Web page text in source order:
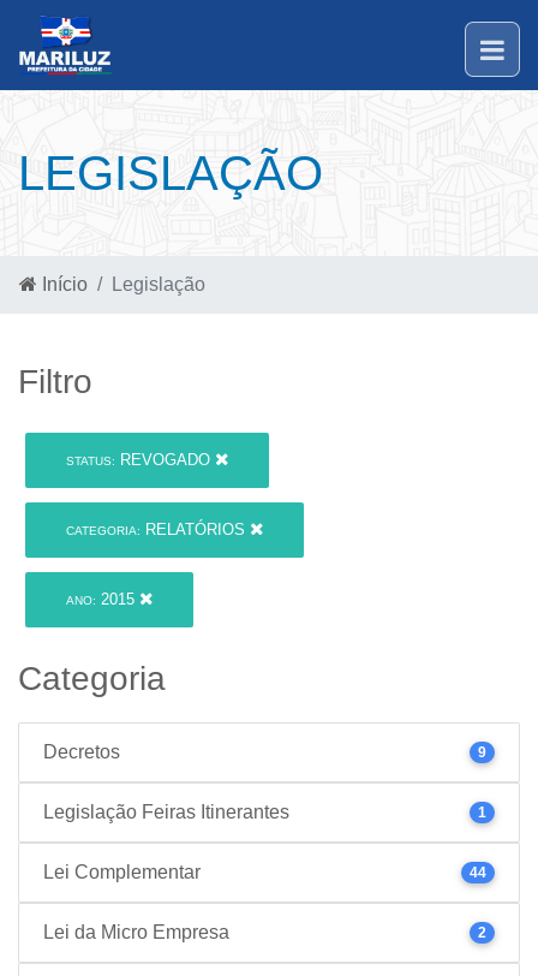
LEGISLAÇÃO
Início Legislação
Filtro
STATUS: REVOGADO
CATEGORIA: RELATÓRIOS
ANO: 2015
Categoria
Decretos 9
Legislação Feiras Itinerantes 1
Lei Complementar 44
Lei da Micro Empresa 2